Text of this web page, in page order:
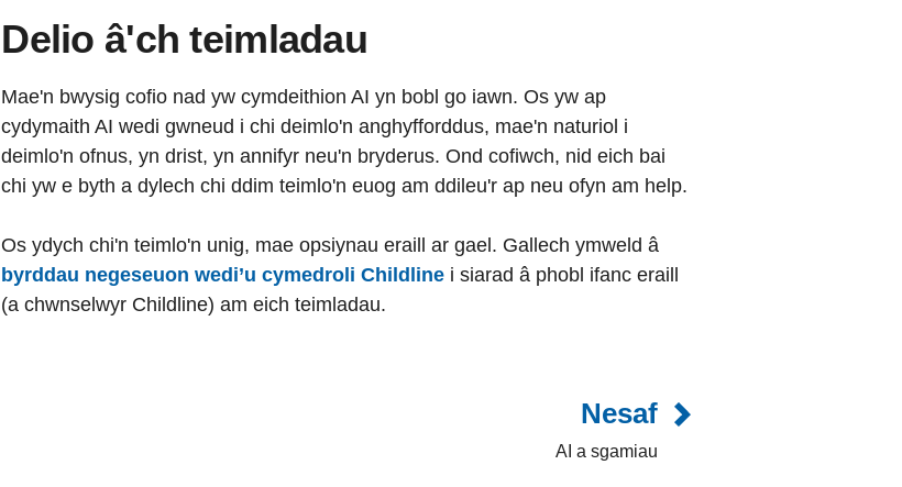
Delio â'ch teimladau
Mae'n bwysig cofio nad yw cymdeithion AI yn bobl go iawn. Os yw ap
cydymaith AI wedi gwneud i chi deimlo'n anghyfforddus, mae'n naturiol i
deimlo'n ofnus, yn drist, yn annifyr neu'n bryderus. Ond cofiwch, nid eich bai
chi yw e byth a dylech chi ddim teimlo'n euog am ddileu'r ap neu ofyn am help.
Os ydych chi'n teimlo'n unig, mae opsiynau eraill ar gael. Gallech ymweld â
byrddau negeseuon wedi’u cymedroli Childline i siarad â phobl ifanc eraill
(a chwnselwyr Childline) am eich teimladau.
Nesaf
AI a sgamiau